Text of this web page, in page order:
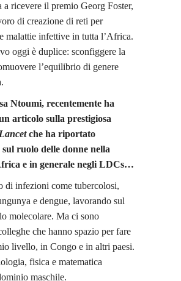
a ricevere il premio Georg Foster,
di creazione di reti per
malattie infettive in tutta l’Africa.
oggi è duplice: sconfiggere la
l’equilibrio di genere
Ntoumi, recentemente ha
articolo sulla prestigiosa
che ha riportato
sul ruolo delle donne nella
e in generale negli LDCs…
di infezioni come tubercolosi,
e dengue, lavorando sul
molecolare. Ma ci sono
che hanno spazio per fare
livello, in Congo e in altri paesi.
fisica e matematica
maschile.